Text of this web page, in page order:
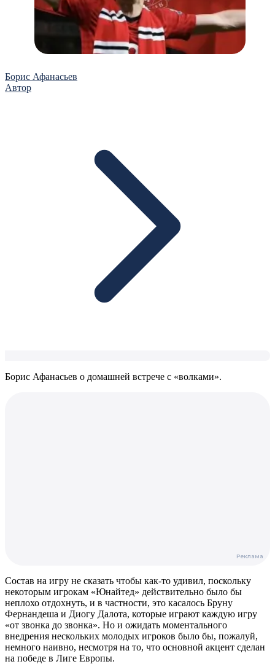
Борис Афанасьев
Автор
Борис Афанасьев о домашней встрече с «волками».
Состав на игру не сказать чтобы как-то удивил, поскольку
некоторым игрокам «Юнайтед» действительно было бы
неплохо отдохнуть, и в частности, это касалось Бруну
Фернандеша и Диогу Далота, которые играют каждую игру
«от звонка до звонка». Но и ожидать моментального
внедрения нескольких молодых игроков было бы, пожалуй,
немного наивно, несмотря на то, что основной акцент сделан
на победе в Лиге Европы.